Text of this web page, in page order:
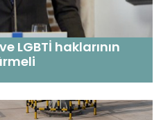
LGBTİ haklarının